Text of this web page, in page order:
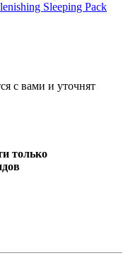
с вами и уточнят
только